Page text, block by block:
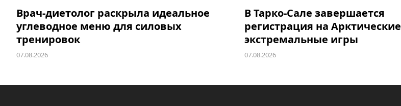
Врач-диетолог раскрыла идеальное
углеводное меню для силовых
тренировок
07.08.2026
В Тарко-Сале завершается
регистрация на Арктические
экстремальные игры
07.08.2026